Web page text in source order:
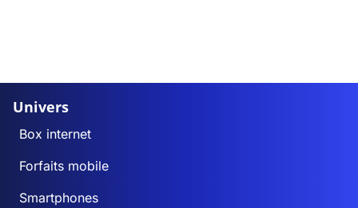
Univers
Box internet
Forfaits mobile
Smartphones